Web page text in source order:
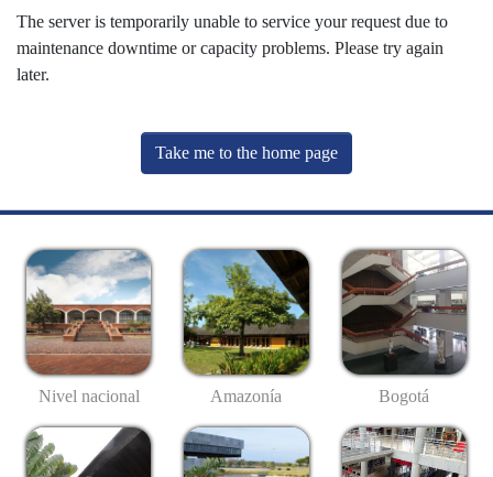
The server is temporarily unable to service your request due to
maintenance downtime or capacity problems. Please try again
later.
Take me to the home page
Nivel nacional Amazonía Bogotá